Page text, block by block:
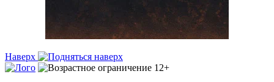
Наверх